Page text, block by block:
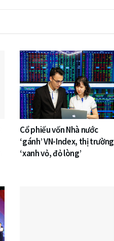
Cổ phiếu vốn Nhà nước
‘gánh’ VN-Index, thị trường
‘xanh vỏ, đỏ lòng’